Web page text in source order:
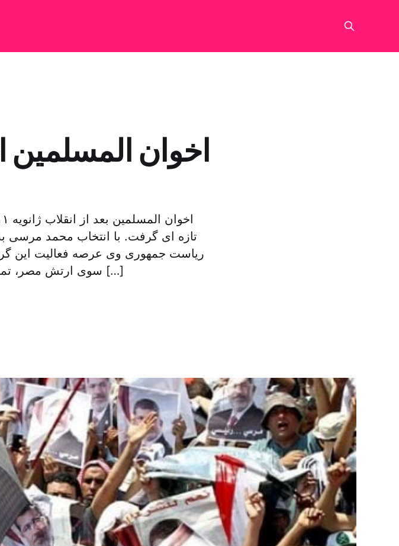
اخوان المسلمین
تازه اى گرفت. با انتخاب محمد مرسى
ریاست جمهورى وى عرصه فعالیت این
سوی ارتش مصر، تمام رهبران ارشد اخوان المسلمین که بعضى […]